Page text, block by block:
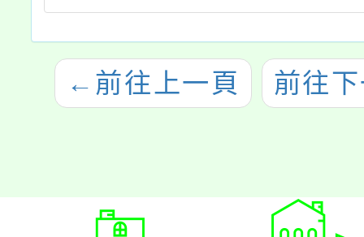
← 前往上一頁 前往